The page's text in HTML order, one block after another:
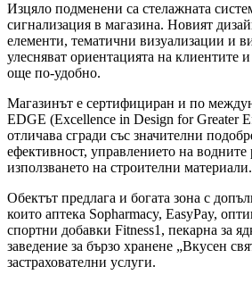
Изцяло подменени са стелажната
сигнализация в магазина. Новият
елементи, тематични визуализации и
улесняват ориентацията на клиентите
още по-удобно.
Магазинът е сертифициран и по
EDGE (Excellence in Design for Greater
отличава сгради със значителни
ефективност, управлението на водните
използването на строителни материали.
Обектът предлага и богата зона с
които аптека Sopharmacy, EasyPay,
спортни добавки Fitness1, пекарна за
заведение за бързо хранене „Вкусен
застрахователни услуги.